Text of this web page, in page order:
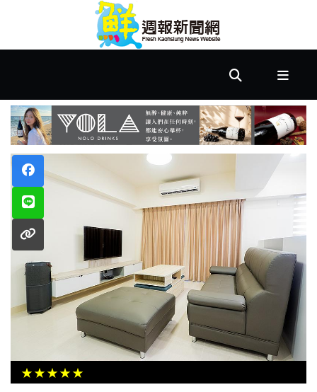
首
市
政
文
教
樂
活
居
家
★★★★★